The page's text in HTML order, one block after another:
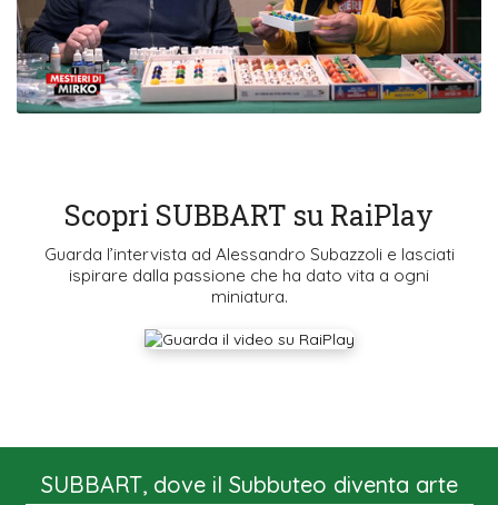
Scopri SUBBART su RaiPlay
Guarda l’intervista ad Alessandro Subazzoli e lasciati
ispirare dalla passione che ha dato vita a ogni
miniatura.
SUBBART, dove il Subbuteo diventa arte